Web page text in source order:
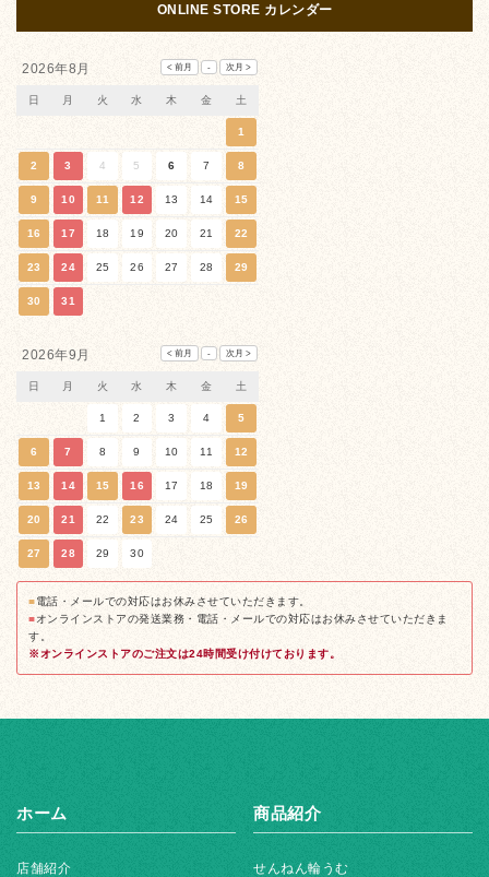
ONLINE STORE カレンダー
2026年8月
日 月 火 水 木 金 土
1
2 3 4 5 6 7 8
9 10 11 12 13 14 15
16 17 18 19 20 21 22
23 24 25 26 27 28 29
30 31
2026年9月
日 月 火 水 木 金 土
1 2 3 4 5
6 7 8 9 10 11 12
13 14 15 16 17 18 19
20 21 22 23 24 25 26
27 28 29 30
■電話・メールでの対応はお休みさせていただきます。
■オンラインストアの発送業務・電話・メールでの対応はお休みさせていただきま
す。
※オンラインストアのご注文は24時間受け付けております。
ホーム
店舗紹介
商品紹介
せんねん輪うむ